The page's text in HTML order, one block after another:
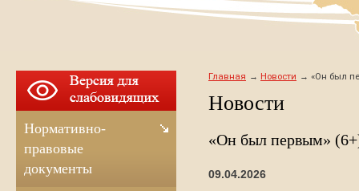
Главная Новости «Он был
Новости
«Он был первым»
09.04.2026
Нормативно-
правовые
документы